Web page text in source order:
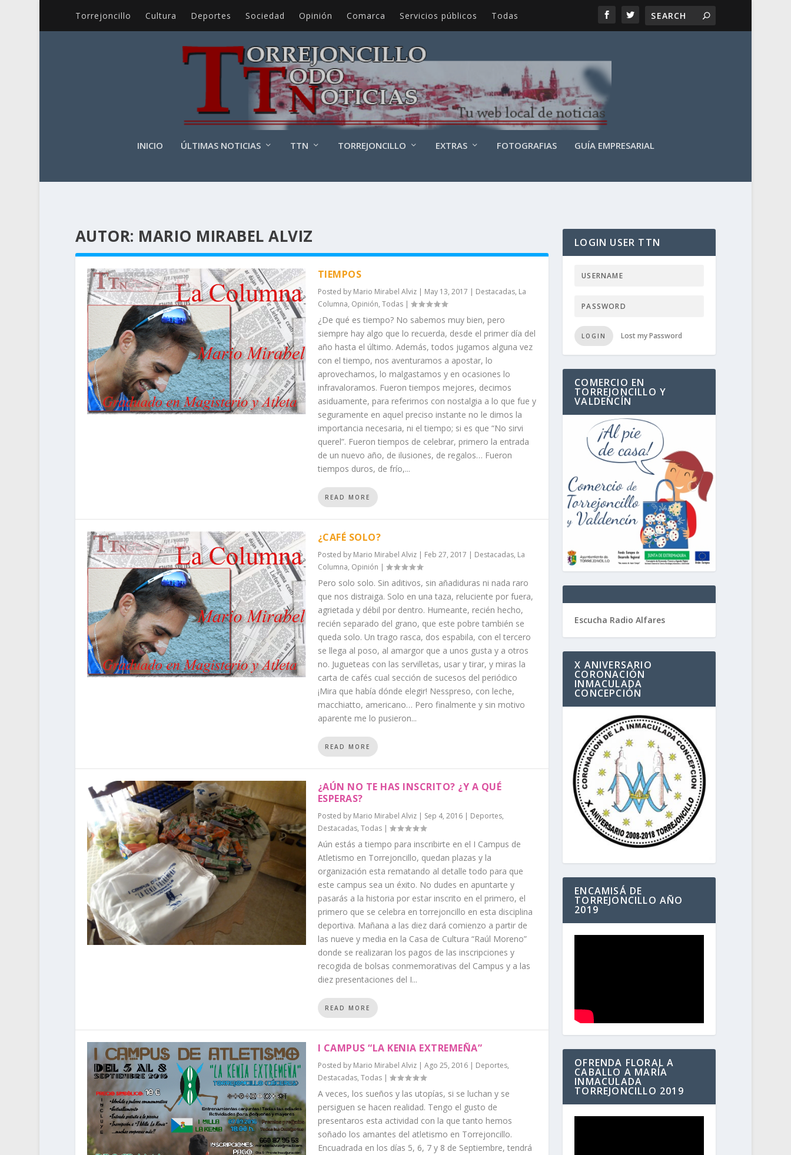
Torrejoncillo Cultura Deportes Sociedad Opinión Comarca Servicios públicos Todas
INICIO ÚLTIMAS NOTICIAS TTN TORREJONCILLO EXTRAS FOTOGRAFIAS GUÍA EMPRESARIAL
AUTOR: MARIO MIRABEL ALVIZ
TIEMPOS
Posted by Mario Mirabel Alviz| May 13, 2017 | Destacadas, La
Columna, Opinión, Todas|
¿De qué es tiempo? No sabemos muy bien, pero
siempre hay algo que lo recuerda, desde el primer día del
año hasta el último. Además, todos jugamos alguna vez
con el tiempo, nos aventuramos a apostar, lo
aprovechamos, lo malgastamos y en ocasiones lo
infravaloramos. Fueron tiempos mejores, decimos
asiduamente, para referirnos con nostalgia a lo que fue y
seguramente en aquel preciso instante no le dimos la
importancia necesaria, ni el tiempo; si es que “No sirvi
querel”. Fueron tiempos de celebrar, primero la entrada
de un nuevo año, de ilusiones, de regalos… Fueron
tiempos duros, de frío,...
READ MORE
¿CAFÉ SOLO?
Posted by Mario Mirabel Alviz| Feb 27, 2017 | Destacadas, La
Columna, Opinión |
Pero solo solo. Sin aditivos, sin añadiduras ni nada raro
que nos distraiga. Solo en una taza, reluciente por fuera,
agrietada y débil por dentro. Humeante, recién hecho,
recién separado del grano, que este pobre también se
queda solo. Un trago rasca, dos espabila, con el tercero
se llega al poso, al amargor que a unos gusta y a otros
no. Jugueteas con las servilletas, usar y tirar, y miras la
carta de cafés cual sección de sucesos del periódico
¡Mira que había dónde elegir! Nesspreso, con leche,
macchiatto, americano… Pero finalmente y sin motivo
aparente me lo pusieron...
READ MORE
¿AÚN NO TE HAS INSCRITO? ¿Y A QUÉ
ESPERAS?
Posted by Mario Mirabel Alviz| Sep 4, 2016| Deportes,
Destacadas, Todas|
Aún estás a tiempo para inscribirte en el I Campus de
Atletismo en Torrejoncillo, quedan plazas y la
organización esta rematando al detalle todo para que
este campus sea un éxito. No dudes en apuntarte y
pasarás a la historia por estar inscrito en el primero, el
primero que se celebra en torrejoncillo en esta disciplina
deportiva. Mañana a las diez dará comienzo a partir de
las nueve y media en la Casa de Cultura “Raúl Moreno”
donde se realizaran los pagos de las inscripciones y
recogida de bolsas conmemorativas del Campus y a las
diez presentaciones del I...
READ MORE
I CAMPUS “LA KENIA EXTREMEÑA”
Posted by Mario Mirabel Alviz| Ago 25, 2016| Deportes,
Destacadas, Todas|
A veces, los sueños y las utopías, si se luchan y se
persiguen se hacen realidad. Tengo el gusto de
presentaros esta actividad con la que tanto hemos
soñado los amantes del atletismo en Torrejoncillo.
Encuadrada en los días 5, 6, 7 y 8 de Septiembre, tendrá
LOGIN USER TTN
LOGIN Lost my Password
COMERCIO EN
TORREJONCILLO Y
VALDENCÍN
Escucha Radio Alfares
X ANIVERSARIO
CORONACIÓN
INMACULADA
CONCEPCIÓN
ENCAMISÁ DE
TORREJONCILLO AÑO
2019
OFRENDA FLORAL A
CABALLO A MARÍA
INMACULADA
TORREJONCILLO 2019